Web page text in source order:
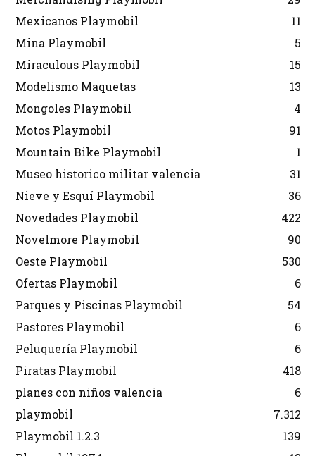
Mexicanos Playmobil
11
Mina Playmobil
5
Miraculous Playmobil
15
Modelismo Maquetas
13
Mongoles Playmobil
4
Motos Playmobil
91
Mountain Bike Playmobil
1
Museo historico militar valencia
31
Nieve y Esquí Playmobil
36
Novedades Playmobil
422
Novelmore Playmobil
90
Oeste Playmobil
530
Ofertas Playmobil
6
Parques y Piscinas Playmobil
54
Pastores Playmobil
6
Peluquería Playmobil
6
Piratas Playmobil
418
planes con niños valencia
6
playmobil
7.312
Playmobil 1.2.3
139